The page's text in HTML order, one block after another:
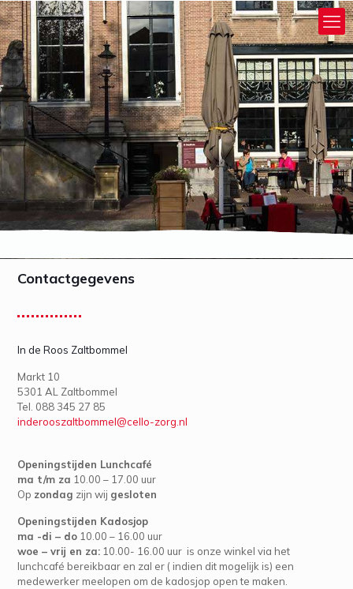
Contactgegevens
In de Roos Zaltbommel
Markt 10
5301 AL Zaltbommel
Tel. 088 345 27 85
inderooszaltbommel@cello-zorg.nl
Openingstijden Lunchcafé
ma t/m za 10.00 – 17.00 uur
Op zondag zijn wij gesloten
Openingstijden Kadosjop
ma -di – do10.00 – 16.00 uur
woe – vrij en za:10.00- 16.00 uur is onze winkel via het
lunchcafé bereikbaar en zal er ( indien dit mogelijk is) een
medewerker meelopen om de kadosjop open te maken.